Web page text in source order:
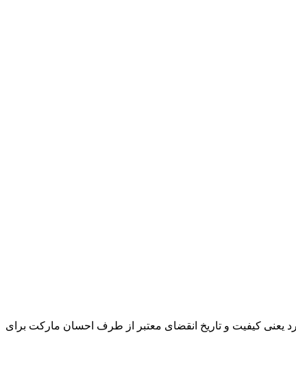
یعنی کیفیت و تاریخ انقضای معتبر از طرف احسان مارکت برای